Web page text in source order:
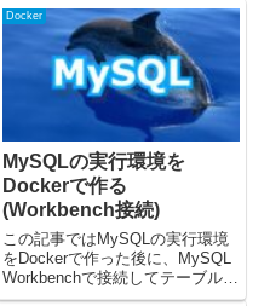
Docker
MySQLの実行環境を
Dockerで作る
(Workbench接続)
この記事ではMySQLの実行環境
をDockerで作った後に、MySQL
Workbenchで接続してテーブルを
作成してみるまでをやっていま